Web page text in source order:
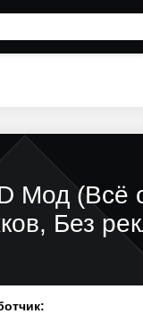
Мод (Всё
Без